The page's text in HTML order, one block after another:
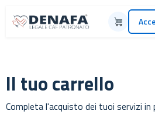
Il tuo carrello
Completa l'acquisto dei tuoi servizi in